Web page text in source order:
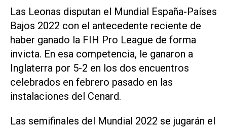
Las Leonas disputan el Mundial España-Países
Bajos 2022 con el antecedente reciente de
haber ganado la FIH Pro League de forma
invicta. En esa competencia, le ganaron a
Inglaterra por 5-2 en los dos encuentros
celebrados en febrero pasado en las
instalaciones del Cenard.
Las semifinales del Mundial 2022 se jugarán el